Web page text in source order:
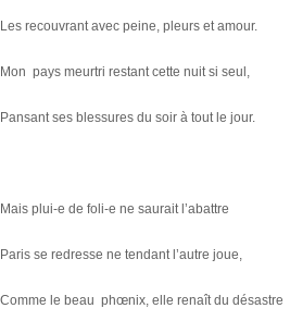
Les recouvrant avec peine, pleurs et amour.
Mon pays meurtri restant cette nuit si seul,
Pansant ses blessures du soir à tout le jour.
Mais plui-e de foli-e ne saurait l’abattre
Paris se redresse ne tendant l’autre joue,
Comme le beau phœnix, elle renaît du désastre